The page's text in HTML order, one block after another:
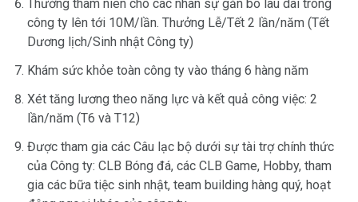
Thưởng thâm niên cho các nhân sự gắn bó lâu dài trong
công ty lên tới 10M/lần. Thưởng Lễ/Tết 2 lần/năm (Tết
Dương lịch/Sinh nhật Công ty)
Khám sức khỏe toàn công ty vào tháng 6 hàng năm
Xét tăng lương theo năng lực và kết quả công việc: 2
lần/năm (T6 và T12)
Được tham gia các Câu lạc bộ dưới sự tài trợ chính thức
của Công ty: CLB Bóng đá, các CLB Game, Hobby, tham
gia các bữa tiệc sinh nhật, team building hàng quý, hoạt